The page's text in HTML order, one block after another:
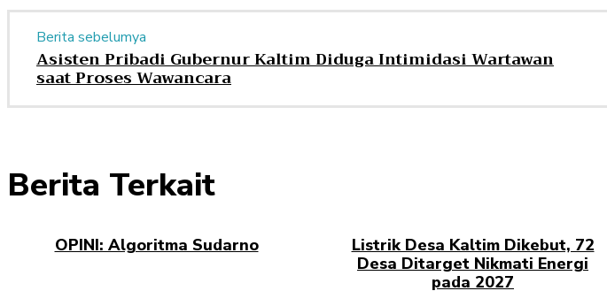
Berita sebelumya
Asisten Pribadi Gubernur Kaltim Diduga Intimidasi Wartawan
saat Proses Wawancara
Berita Terkait
OPINI: Algoritma Sudarno
Listrik Desa Kaltim Dikebut, 72
Desa Ditarget Nikmati Energi
pada 2027